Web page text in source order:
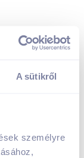
A sütikről
személyre
2021 0,75 l
% áfa)